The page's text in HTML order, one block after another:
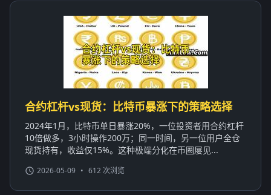
合约杠杆vs现货：比特币暴涨下的策略选择
2024年1月，比特币单日暴涨20%，一位投资者用合约杠杆
10倍做多，3小时操作200万；同一时间，另一位用户全仓
现货持有，收益仅15%。这种极端分化在币圈屡见...
2026-05-09 • 612 次浏览